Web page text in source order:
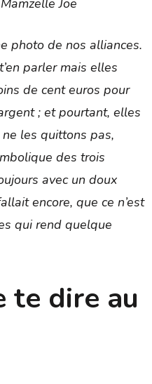
photo de nos alliances.
parler mais elles
de cent euros pour
; et pourtant, elles
les quittons pas,
des trois
avec un doux
encore, que ce n’est
qui rend quelque
te dire au